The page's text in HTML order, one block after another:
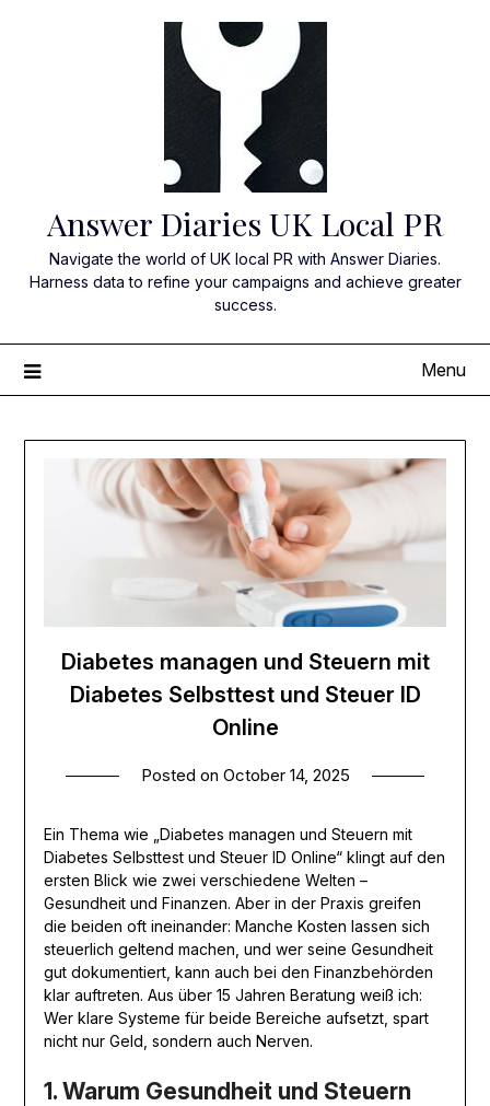
Answer Diaries UK Local PR
Navigate the world of UK local PR with Answer Diaries.
Harness data to refine your campaigns and achieve greater
success.
Menu
Diabetes managen und Steuern mit
Diabetes Selbsttest und Steuer ID
Online
Posted on October 14, 2025
Ein Thema wie „Diabetes managen und Steuern mit
Diabetes Selbsttest und Steuer ID Online“ klingt auf den
ersten Blick wie zwei verschiedene Welten –
Gesundheit und Finanzen. Aber in der Praxis greifen
die beiden oft ineinander: Manche Kosten lassen sich
steuerlich geltend machen, und wer seine Gesundheit
gut dokumentiert, kann auch bei den Finanzbehörden
klar auftreten. Aus über 15 Jahren Beratung weiß ich:
Wer klare Systeme für beide Bereiche aufsetzt, spart
nicht nur Geld, sondern auch Nerven.
1. Warum Gesundheit und Steuern